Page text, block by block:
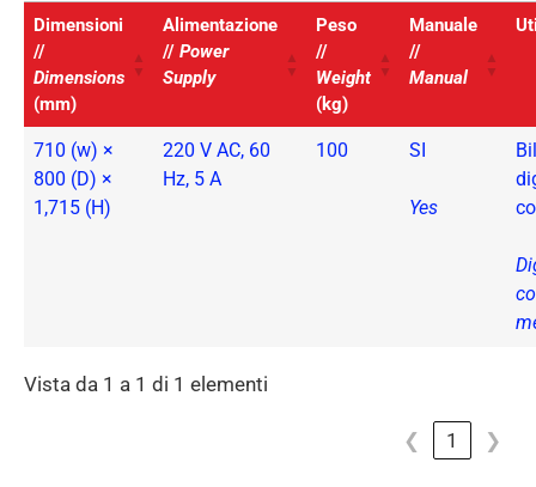
Dimensioni
//
Dimensions
(mm)
Alimentazione
// Power
Supply
Peso
//
Weight
(kg)
Manuale
//
Manual
710 (w) ×
800 (D) ×
1,715 (H)
220 V AC, 60
Hz, 5 A
100 SI
Yes
Vista da 1 a 1 di 1 elementi
❮ 1 ❯